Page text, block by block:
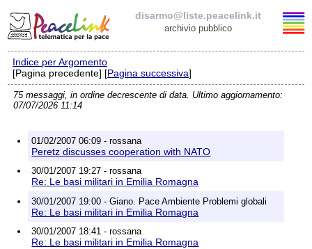
disarmo@liste.peacelink.it
archivio pubblico
Elenco delle liste
disarmo@liste.peacelink.it
Richieste di rimozione
Indice per Argomento
[Pagina precedente] [Pagina successiva]
75 messaggi, in ordine decrescente di data. Ultimo aggiornamento:
07/07/2026 11:14
01/02/2007 06:09 - rossana
Peretz discusses cooperation with NATO
30/01/2007 19:27 - rossana
Re: Le basi militari in Emilia Romagna
30/01/2007 19:00 - Giano. Pace Ambiente Problemi globali
Re: Le basi militari in Emilia Romagna
30/01/2007 18:41 - rossana
Re: Le basi militari in Emilia Romagna